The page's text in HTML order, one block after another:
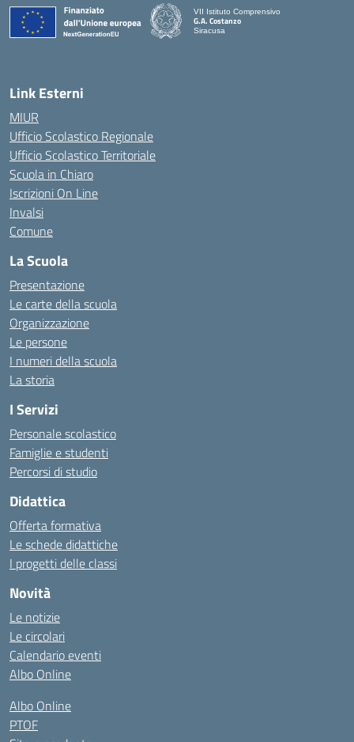
VII Istituto Comprensivo
G.A. Costanzo
Siracusa
Link Esterni
MIUR
Ufficio Scolastico Regionale
Ufficio Scolastico Territoriale
Scuola in Chiaro
Iscrizioni On Line
Invalsi
Comune
La Scuola
Presentazione
Le carte della scuola
Organizzazione
Le persone
I numeri della scuola
La storia
I Servizi
Personale scolastico
Famiglie e studenti
Percorsi di studio
Didattica
Offerta formativa
Le schede didattiche
I progetti delle classi
Novità
Le notizie
Le circolari
Calendario eventi
Albo Online
Albo Online
PTOF